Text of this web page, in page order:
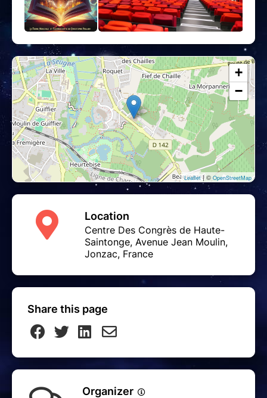
+
−
Leaflet| © OpenStreetMap
Location
Centre Des Congrès de Haute-
Saintonge, Avenue Jean Moulin,
Jonzac, France
Share this page
Organizer